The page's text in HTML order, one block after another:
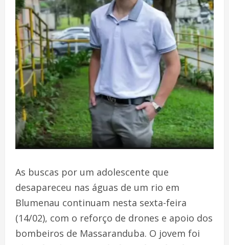
As buscas por um adolescente que
desapareceu nas águas de um rio em
Blumenau continuam nesta sexta-feira
(14/02), com o reforço de drones e apoio dos
bombeiros de Massaranduba. O jovem foi